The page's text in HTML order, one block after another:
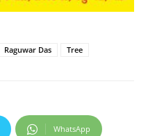
Raguwar Das Tree
WhatsApp